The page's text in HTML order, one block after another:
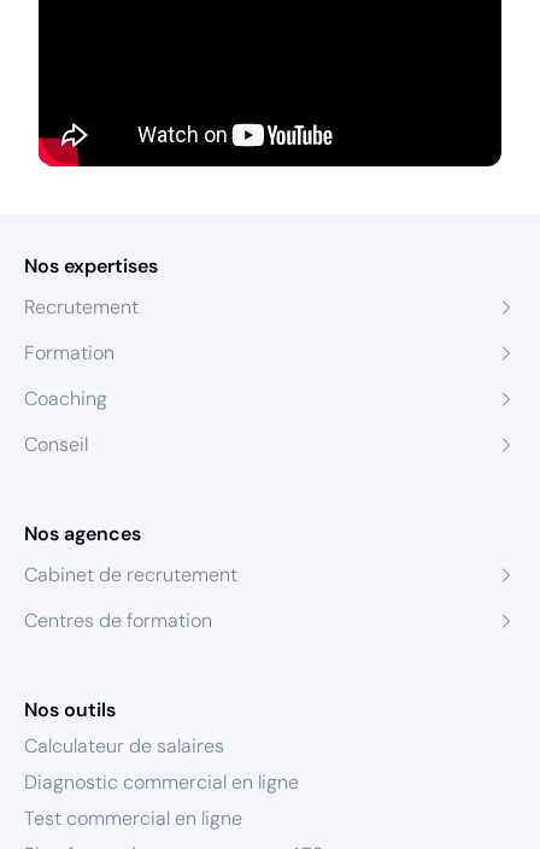
Nos expertises
Recrutement
Formation
Coaching
Conseil
Nos agences
Cabinet de recrutement
Centres de formation
Nos outils
Calculateur de salaires
Diagnostic commercial en ligne
Test commercial en ligne